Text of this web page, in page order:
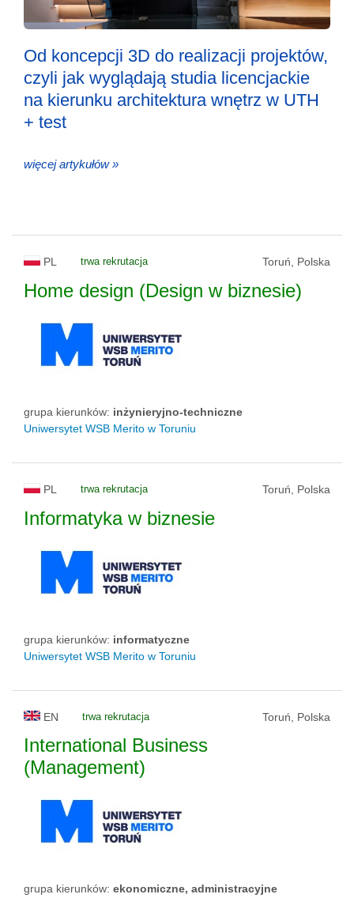
Od koncepcji 3D do realizacji projektów,
czyli jak wyglądają studia licencjackie
na kierunku architektura wnętrz w UTH
+ test
więcej artykułów »
PL trwa rekrutacja Toruń, Polska
Home design (Design w biznesie)
grupa kierunków: inżynieryjno-techniczne
Uniwersytet WSB Merito w Toruniu
PL trwa rekrutacja Toruń, Polska
Informatyka w biznesie
grupa kierunków: informatyczne
Uniwersytet WSB Merito w Toruniu
EN trwa rekrutacja Toruń, Polska
International Business
(Management)
grupa kierunków: ekonomiczne, administracyjne